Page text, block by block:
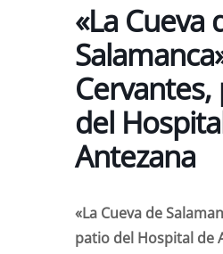
«La Cueva
del
Antezana
«La Cueva de
patio del Hospital de